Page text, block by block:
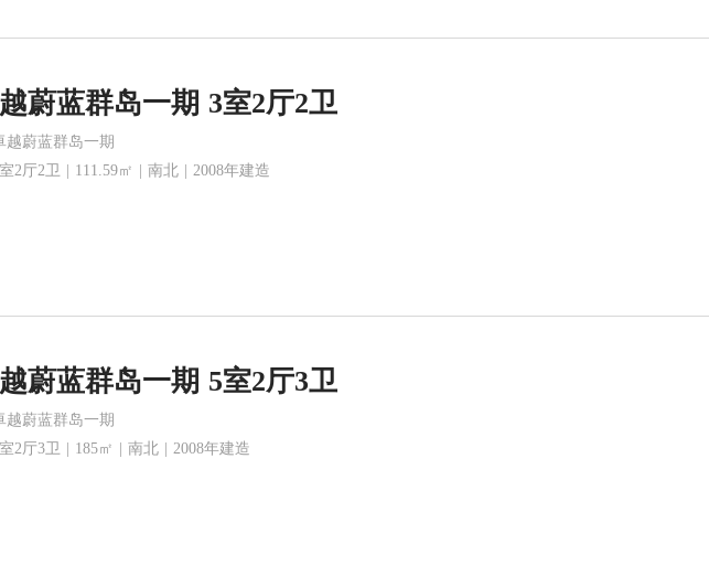
蔚蓝群岛一期 3室2厅2卫
越蔚蓝群岛一期
2厅2卫 | 111.59㎡ | 南北 | 2008年建造
蔚蓝群岛一期 5室2厅3卫
越蔚蓝群岛一期
2厅3卫 | 185㎡ | 南北 | 2008年建造